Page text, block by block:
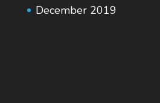
December 2019